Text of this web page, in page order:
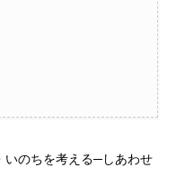
のちを考える─しあわせ